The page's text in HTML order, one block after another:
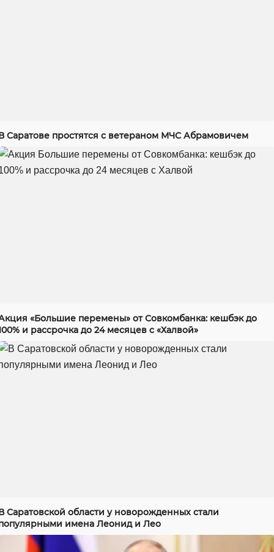
Саратове простятся с ветераном МЧС Абрамовичем
«Большие перемены» от Совкомбанка: кешбэк до
и рассрочка до 24 месяцев с «Халвой»
Саратовской области у новорожденных стали
имена Леонид и Лео